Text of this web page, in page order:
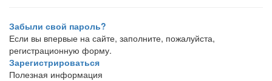
Забыли свой пароль?
Если вы впервые на сайте, заполните, пожалуйста,
регистрационную форму.
Зарегистрироваться
Полезная информация